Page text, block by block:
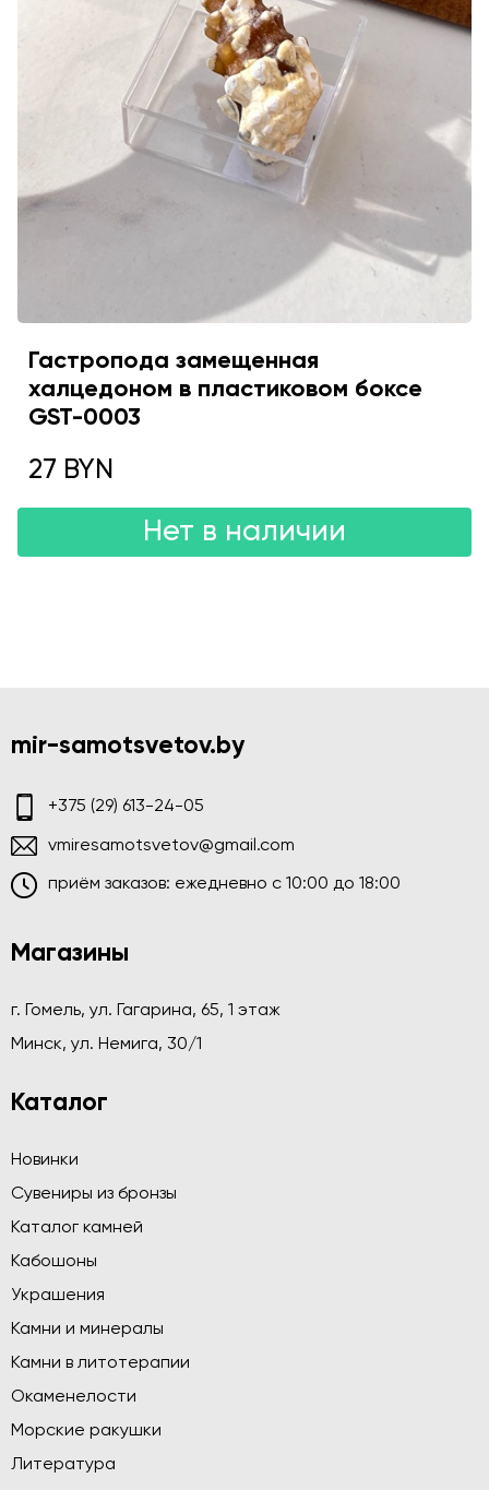
Гастропода замещенная
халцедоном в пластиковом боксе
GST-0003
27 BYN
Нет в наличии
mir-samotsvetov.by
+375 (29) 613-24-05
vmiresamotsvetov@gmail.com
приём заказов: ежедневно c 10:00 до 18:00
Магазины
г. Гомель, ул. Гагарина, 65, 1 этаж
Минск, ул. Немига, 30/1
Каталог
Новинки
Сувениры из бронзы
Каталог камней
Кабошоны
Украшения
Камни и минералы
Камни в литотерапии
Окаменелости
Морские ракушки
Литература